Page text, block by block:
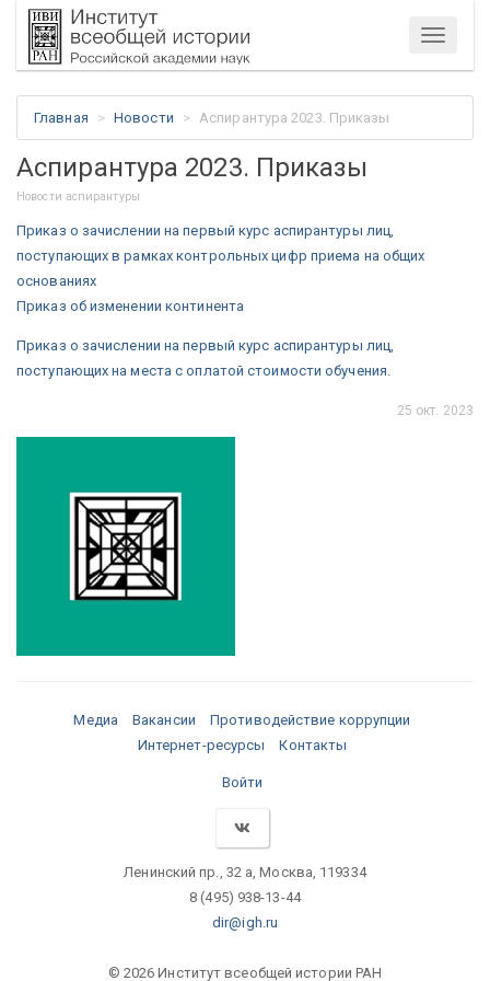
Меню
Главная Новости Аспирантура 2023. Приказы
Аспирантура 2023. Приказы
Новости аспирантуры
Приказ о зачислении на первый курс аспирантуры лиц,
поступающих в рамках контрольных цифр приема на общих
основаниях
Приказ об изменении континента
Приказ о зачислении на первый курс аспирантуры лиц,
поступающих на места с оплатой стоимости обучения.
25 окт. 2023
Медиа Вакансии
Противодействие коррупции
Интернет-ресурсы
Контакты
Войти
Ленинский пр., 32 а, Москва, 119334
8 (495) 938-13-44
dir@igh.ru
© 2026 Институт всеобщей истории РАН